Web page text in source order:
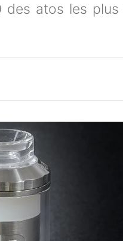
des atos les